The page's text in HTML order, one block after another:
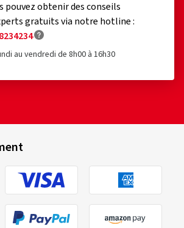
pouvez obtenir des conseils
gratuits via notre hotline :
au vendredi de 8h00 à 16h30